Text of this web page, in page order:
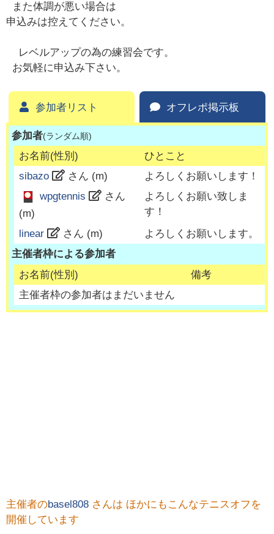
また体調が悪い場合は
申込みは控えてください。
レベルアップの為の練習会です。
お気軽に申込み下さい。
参加者リスト オフレポ掲示板
参加者(ランダム順)
お名前(性別)
ひとこと
sibazo
さん (m)
よろしくお願いします！
wpgtennis
さん
(m)
よろしくお願い致しま
す！
linear
さん (m)
よろしくお願いします。
主催者枠による参加者
お名前(性別)
備考
主催者枠の参加者はまだいません
主催者のbasel808 さんは ほかにもこんなテニスオフを
開催しています